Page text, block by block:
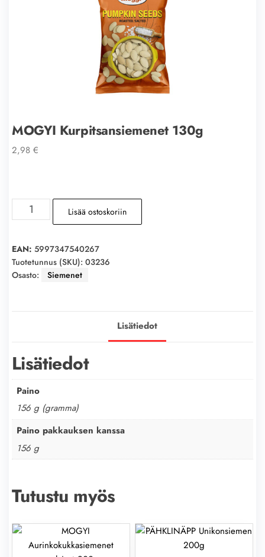
MOGYI Kurpitsansiemenet 130g
2,98 €
MOGYI
Kurpitsansiemenet
määrä
Lisää ostoskoriin
EAN: 5997347540267
Tuotetunnus (SKU): 03236
Osasto:
Siemenet
Lisätiedot
Lisätiedot
Paino
156 g (gramma)
Paino pakkauksen kanssa
156 g
Tutustu myös